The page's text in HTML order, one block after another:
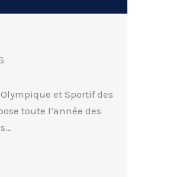
et Sportif des
toute l’année des